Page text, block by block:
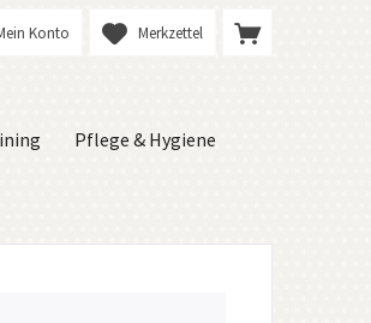
Merkzettel
Konto
Pflege & Hygiene